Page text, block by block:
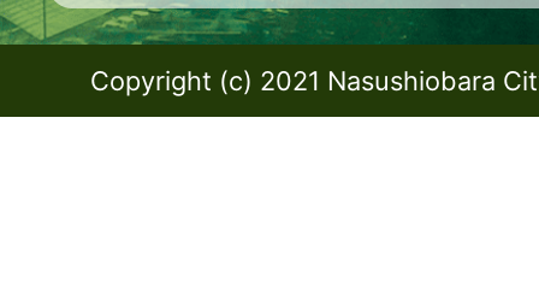
Copyright (c) 2021 Nasushiobara